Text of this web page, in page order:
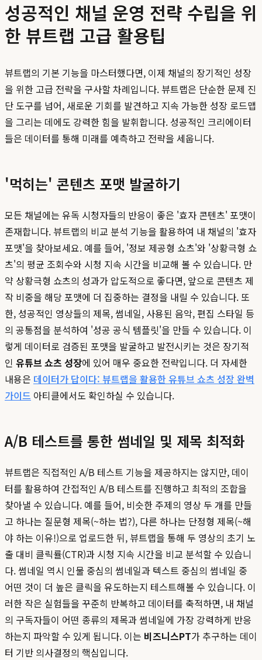
성공적인 채널 운영 전략 수립을 위
한 뷰트랩 고급 활용팁
뷰트랩의 기본 기능을 마스터했다면, 이제 채널의 장기적인 성장
을 위한 고급 전략을 구사할 차례입니다. 뷰트랩은 단순한 문제 진
단 도구를 넘어, 새로운 기회를 발견하고 지속 가능한 성장 로드맵
을 그리는 데에도 강력한 힘을 발휘합니다. 성공적인 크리에이터
들은 데이터를 통해 미래를 예측하고 전략을 세웁니다.
'먹히는' 콘텐츠 포맷 발굴하기
모든 채널에는 유독 시청자들의 반응이 좋은 '효자 콘텐츠' 포맷이
존재합니다. 뷰트랩의 비교 분석 기능을 활용하여 내 채널의 '효자
포맷'을 찾아보세요. 예를 들어, '정보 제공형 쇼츠'와 '상황극형 쇼
츠'의 평균 조회수와 시청 지속 시간을 비교해 볼 수 있습니다. 만
약 상황극형 쇼츠의 성과가 압도적으로 좋다면, 앞으로 콘텐츠 제
작 비중을 해당 포맷에 더 집중하는 결정을 내릴 수 있습니다. 또
한, 성공적인 영상들의 제목, 썸네일, 사용된 음악, 편집 스타일 등
의 공통점을 분석하여 '성공 공식 템플릿'을 만들 수 있습니다. 이
렇게 데이터로 검증된 포맷을 발굴하고 발전시키는 것은 장기적
인 유튜브 쇼츠 성장에 있어 매우 중요한 전략입니다. 더 자세한
내용은 데이터가 답이다: 뷰트랩을 활용한 유튜브 쇼츠 성장 완벽
가이드 아티클에서도 확인하실 수 있습니다.
A/B 테스트를 통한 썸네일 및 제목 최적화
뷰트랩은 직접적인 A/B 테스트 기능을 제공하지는 않지만, 데이
터를 활용하여 간접적인 A/B 테스트를 진행하고 최적의 조합을
찾아낼 수 있습니다. 예를 들어, 비슷한 주제의 영상 두 개를 만들
고 하나는 질문형 제목(~하는 법?), 다른 하나는 단정형 제목(~해
야 하는 이유!)으로 업로드한 뒤, 뷰트랩을 통해 두 영상의 초기 노
출 대비 클릭률(CTR)과 시청 지속 시간을 비교 분석할 수 있습니
다. 썸네일 역시 인물 중심의 썸네일과 텍스트 중심의 썸네일 중
어떤 것이 더 높은 클릭을 유도하는지 테스트해볼 수 있습니다. 이
러한 작은 실험들을 꾸준히 반복하고 데이터를 축적하면, 내 채널
의 구독자들이 어떤 종류의 제목과 썸네일에 가장 강력하게 반응
하는지 파악할 수 있게 됩니다. 이는 비즈니스PT가 추구하는 데이
터 기반 의사결정의 핵심입니다.